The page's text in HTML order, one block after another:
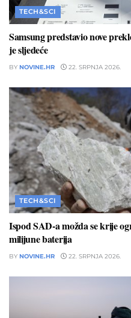
TECH&SCI
Samsung predstavio nove
je sljedeće
BY NOVINE.HR 22. SRPNJA 2026.
TECH&SCI
Ispod SAD-a možda se krije
milijune baterija
BY NOVINE.HR 22. SRPNJA 2026.